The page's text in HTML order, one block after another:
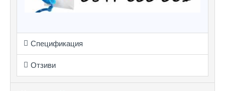
Спецификация
Отзиви